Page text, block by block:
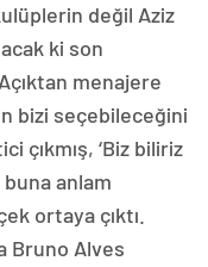
değil Aziz
ki son
menajere
bizi seçebileceğini
çıkmış, ‘Biz biliriz
buna anlam
ortaya çıktı.
Bruno Alves